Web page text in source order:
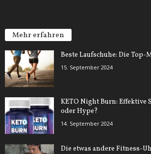
Mehr erfahren
Beste Laufschuhe: Die
15. September 2024
KETO Night Burn: Effektive
oder Hype?
14. September 2024
Die etwas andere Fitness-